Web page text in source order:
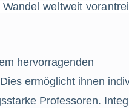
weltweit
hervorragenden
ermöglicht ihnen
Professoren.